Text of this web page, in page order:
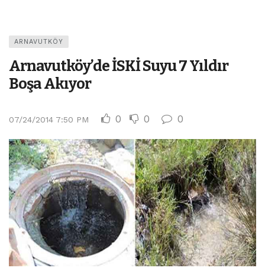
ARNAVUTKÖY
Arnavutköy’de İSKİ Suyu 7 Yıldır
Boşa Akıyor
07/24/2014 7:50 PM 0 0 0